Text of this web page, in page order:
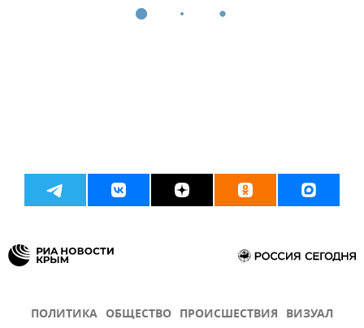
ПОЛИТИКА ОБЩЕСТВО ПРОИСШЕСТВИЯ ВИЗУАЛ